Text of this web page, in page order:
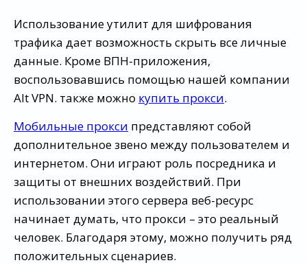
Использование утилит для шифрования
трафика дает возможность скрыть все личные
данные. Кроме ВПН-приложения,
воспользовавшись помощью нашей компании
Alt VPN. также можно купить прокси.
Мобильные прокси представляют собой
дополнительное звено между пользователем и
интернетом. Они играют роль посредника и
защиты от внешних воздействий. При
использовании этого сервера веб-ресурс
начинает думать, что прокси – это реальный
человек. Благодаря этому, можно получить ряд
положительных сценариев.